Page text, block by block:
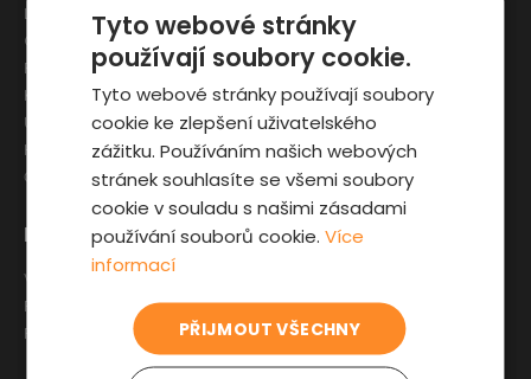
Pro zákazníky
Výběr auta
Fyzická kontrola auta
Prověrka historie
Zajímavosti
Kupní smlouva na auto
Jak registrovat auto
Sleva pro IZS
Liberec
Olomouc
Pardubice
Karlovy Vary
Ústí nad Labem
Hradec Králové
České Budějovice
Tyto webové stránky
používají soubory cookie.
Tyto webové stránky používají soubory
cookie ke zlepšení uživatelského
zážitku. Používáním našich webových
stránek souhlasíte se všemi soubory
cookie v souladu s našimi zásadami
používání souborů cookie.Více
informací
PŘIJMOUT VŠECHNY